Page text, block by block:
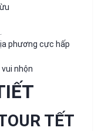
phương cực hấp
nhộn
TẾT